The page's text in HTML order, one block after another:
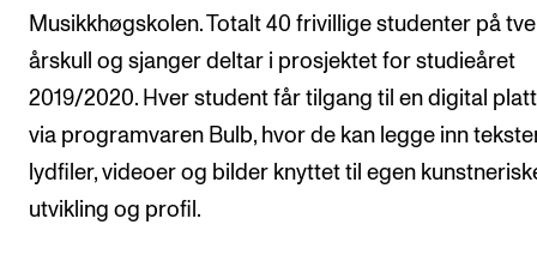
Musikkhøgskolen. Totalt 40 frivillige studenter på
årskull og sjanger deltar i prosjektet for studieåret
2019/2020. Hver student får tilgang til en digital
via programvaren Bulb, hvor de kan legge inn
lydfiler, videoer og bilder knyttet til egen
utvikling og profil.